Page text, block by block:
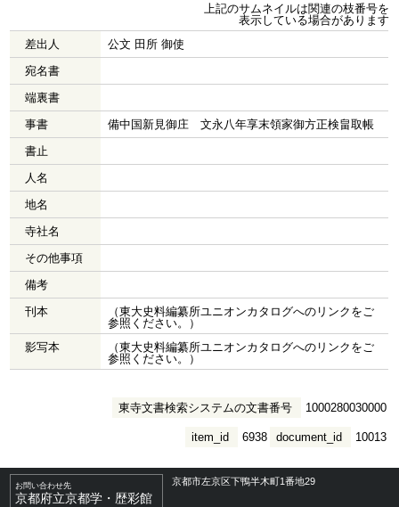
上記のサムネイルは関連の枝番号を
表示している場合があります
差出人
公文 田所 御使
宛名書
端裏書
事書
備中国新見御庄 文永八年享末領家御方正検畠取帳
書止
人名
地名
寺社名
その他事項
備考
刊本
（東大史料編纂所ユニオンカタログへのリンクをご
参照ください。）
影写本
（東大史料編纂所ユニオンカタログへのリンクをご
参照ください。）
東寺文書検索システムの文書番号 1000280030000
document_id 10013
item_id 6938
お問い合わせ先
京都府立京都学・歴彩館
京都市左京区下鴨半木町1番地29